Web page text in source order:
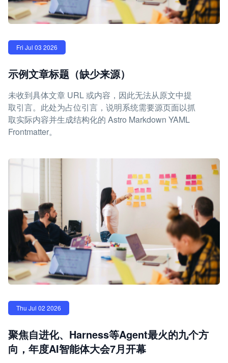
Fri Jul 03 2026
示例文章标题（缺少来源）
未收到具体文章 URL 或内容，因此无法从原文中提
取引言。此处为占位引言，说明系统需要源页面以抓
取实际内容并生成结构化的 Astro Markdown YAML
Frontmatter。
Thu Jul 02 2026
聚焦自进化、Harness等Agent最火的九个方
向，年度AI智能体大会7月开幕